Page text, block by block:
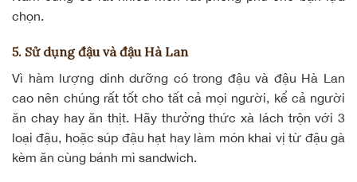
chọn.
5. Sử dụng đậu và đậu Hà Lan
Vì hàm lượng dinh dưỡng có trong đậu và đậu Hà Lan
cao nên chúng rất tốt cho tất cả mọi người, kể cả người
ăn chay hay ăn thịt. Hãy thưởng thức xà lách trộn với 3
loại đậu, hoặc súp đậu hạt hay làm món khai vị từ đậu gà
kèm ăn cùng bánh mì sandwich.